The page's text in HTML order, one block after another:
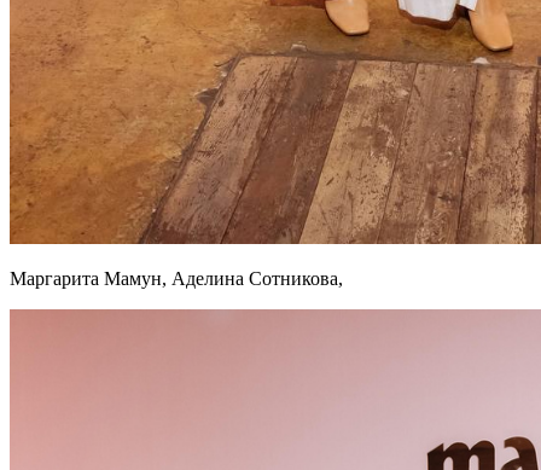
Маргарита Мамун, Аделина Сотникова,